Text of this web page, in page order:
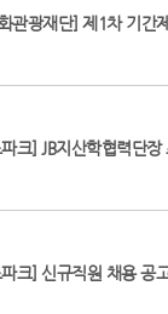
관광재단] 제1차 기간
크] JB지산학협력단장
크] 신규직원 채용 공